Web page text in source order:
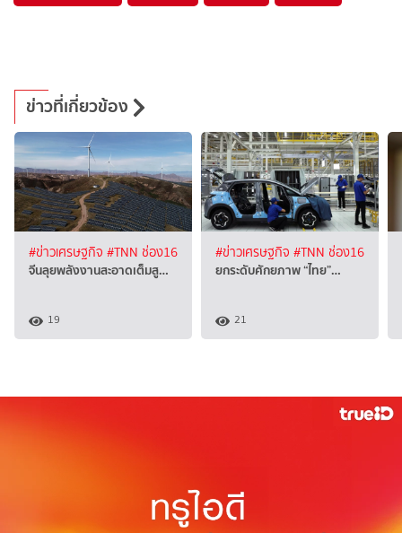
ข่าวที่เกี่ยวข้อง
#ข่าวเศรษฐกิจ #TNN ช่อง16
จีนลุยพลังงานสะอาดเต็มสู…
19
#ข่าวเศรษฐกิจ #TNN ช่อง16
ยกระดับศักยภาพ “ไทย”…
21